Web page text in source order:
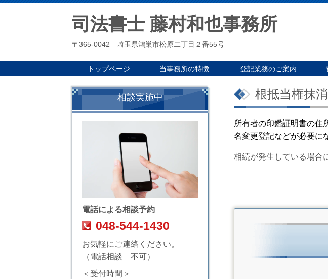
司法書士 藤村和也事務所
〒365-0042 埼玉県鴻巣市松原二丁目２番55号
トップページ 当事務所の特徴 登記業務のご案内
根抵当権抹
所有者の印鑑証明書の住
名変更登記などが必要に
相続が発生している場合
相談実施中
電話による相談予約
048-544-1430
お気軽にご連絡ください。
（電話相談 不可）
＜受付時間＞